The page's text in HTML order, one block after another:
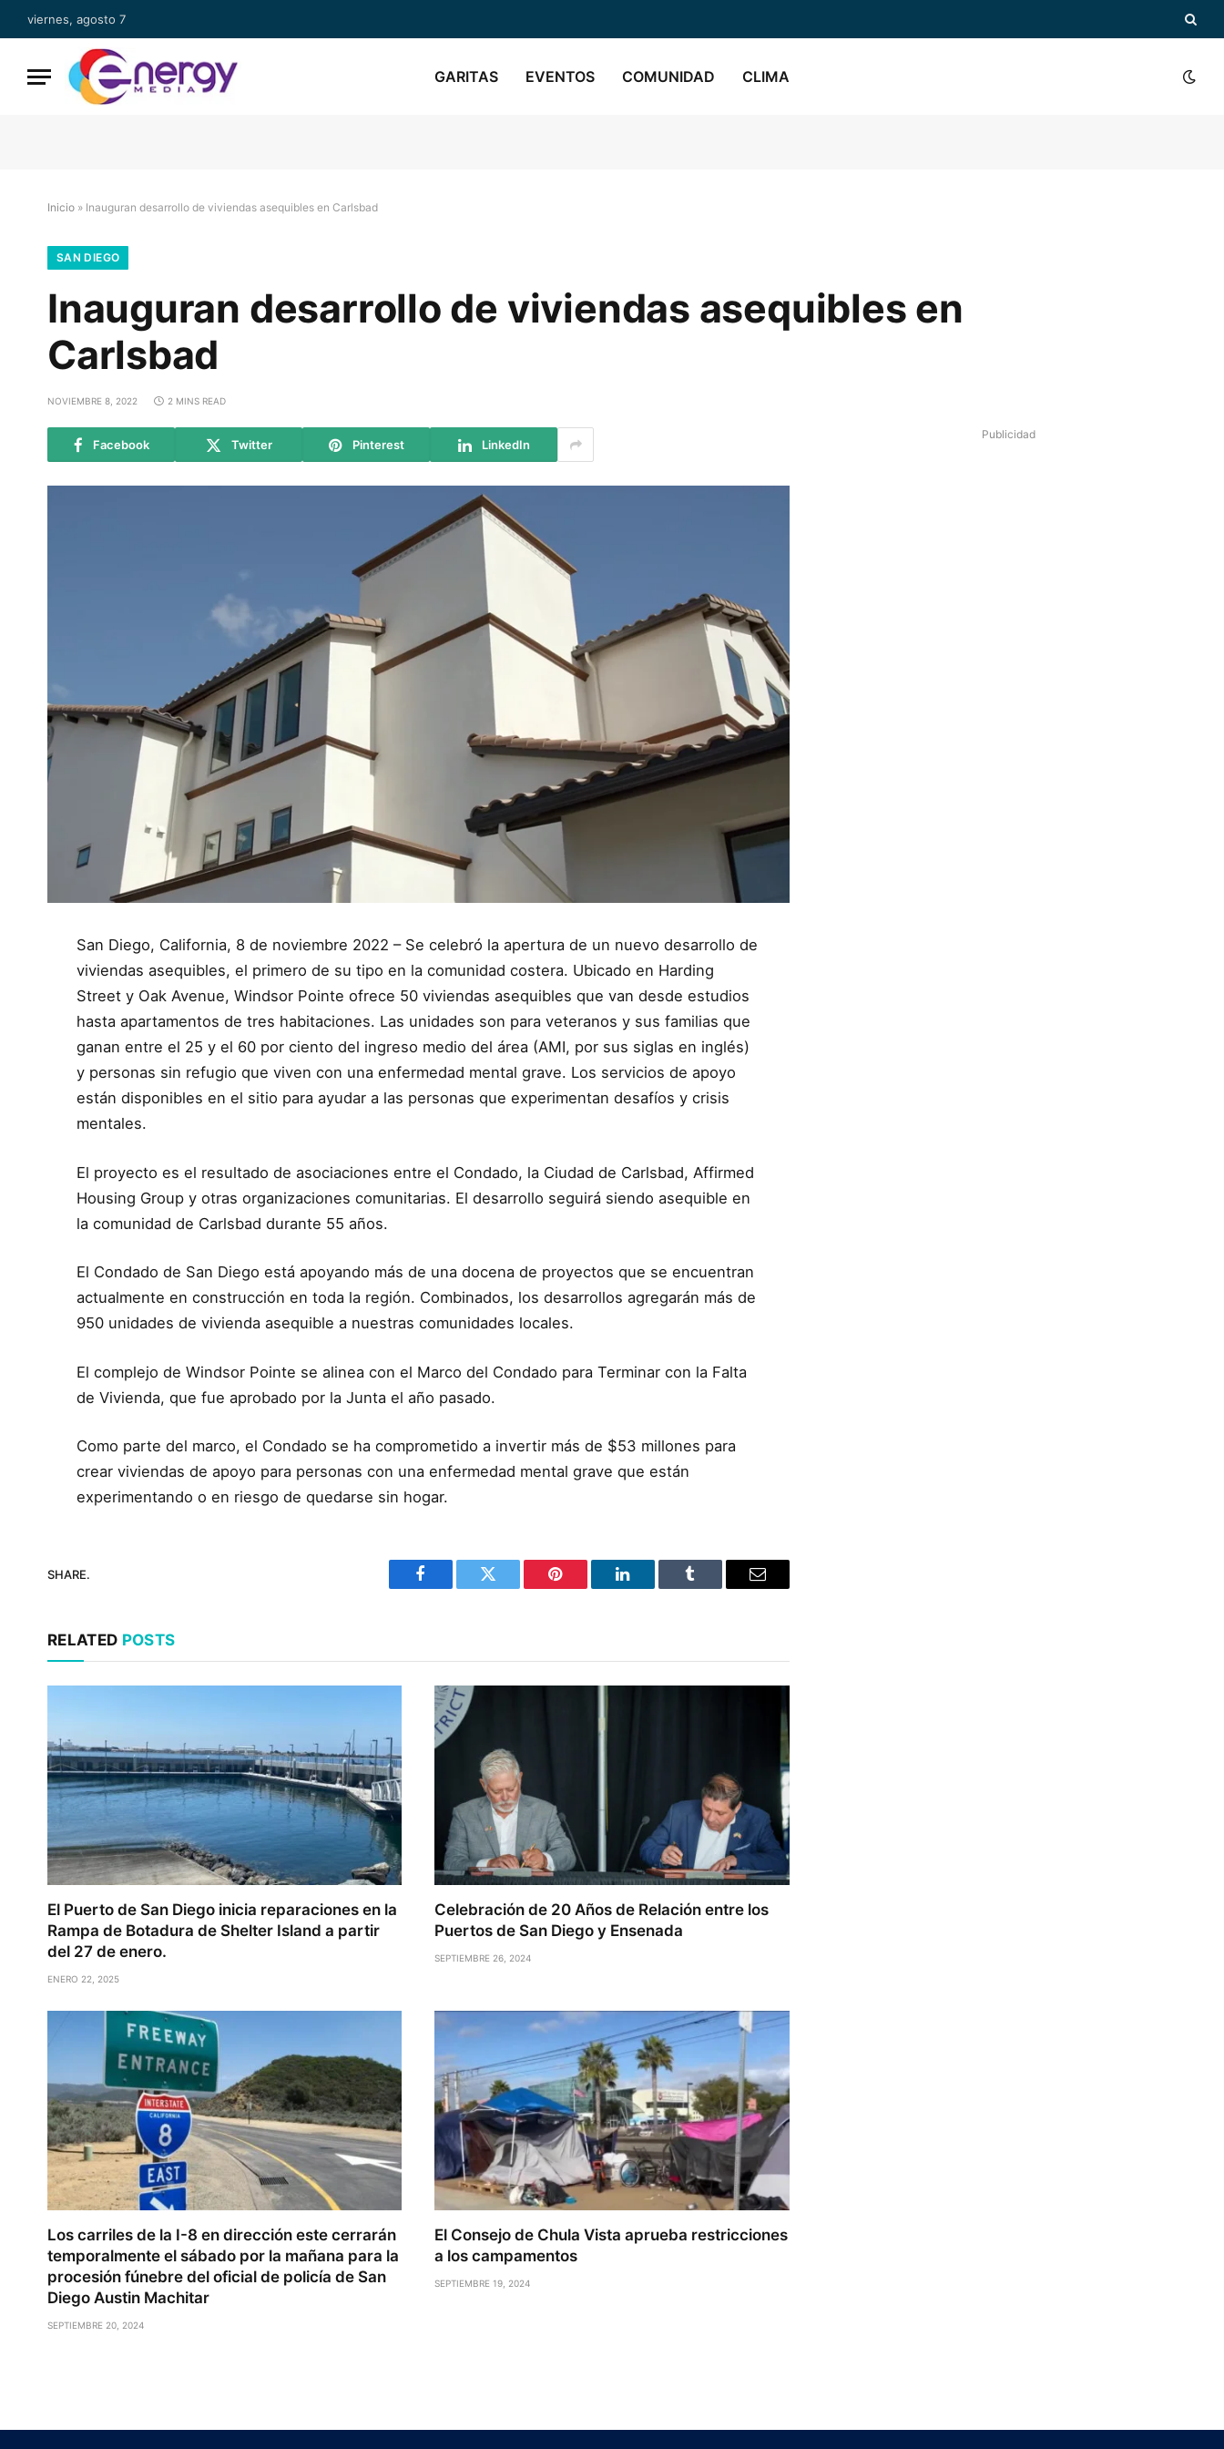
viernes, agosto 7
GARITAS EVENTOS COMUNIDAD CLIMA
Inicio » Inauguran desarrollo de viviendas asequibles en Carlsbad
SAN DIEGO
Inauguran desarrollo de viviendas asequibles en
Carlsbad
NOVIEMBRE 8, 2022 2 MINS READ
Facebook Twitter Pinterest LinkedIn
San Diego, California, 8 de noviembre 2022 – Se celebró la apertura de un nuevo desarrollo de
viviendas asequibles, el primero de su tipo en la comunidad costera. Ubicado en Harding
Street y Oak Avenue, Windsor Pointe ofrece 50 viviendas asequibles que van desde estudios
hasta apartamentos de tres habitaciones. Las unidades son para veteranos y sus familias que
ganan entre el 25 y el 60 por ciento del ingreso medio del área (AMI, por sus siglas en inglés)
y personas sin refugio que viven con una enfermedad mental grave. Los servicios de apoyo
están disponibles en el sitio para ayudar a las personas que experimentan desafíos y crisis
mentales.
El proyecto es el resultado de asociaciones entre el Condado, la Ciudad de Carlsbad, Affirmed
Housing Group y otras organizaciones comunitarias. El desarrollo seguirá siendo asequible en
la comunidad de Carlsbad durante 55 años.
El Condado de San Diego está apoyando más de una docena de proyectos que se encuentran
actualmente en construcción en toda la región. Combinados, los desarrollos agregarán más de
950 unidades de vivienda asequible a nuestras comunidades locales.
El complejo de Windsor Pointe se alinea con el Marco del Condado para Terminar con la Falta
de Vivienda, que fue aprobado por la Junta el año pasado.
Como parte del marco, el Condado se ha comprometido a invertir más de $53 millones para
crear viviendas de apoyo para personas con una enfermedad mental grave que están
experimentando o en riesgo de quedarse sin hogar.
SHARE.
Facebook Twitter Pinterest LinkedIn Tumblr Email
RELATED POSTS
El Puerto de San Diego inicia reparaciones en la
Rampa de Botadura de Shelter Island a partir
del 27 de enero.
ENERO 22, 2025
Celebración de 20 Años de Relación entre los
Puertos de San Diego y Ensenada
SEPTIEMBRE 26, 2024
Los carriles de la I-8 en dirección este cerrarán
temporalmente el sábado por la mañana para la
procesión fúnebre del oficial de policía de San
Diego Austin Machitar
SEPTIEMBRE 20, 2024
El Consejo de Chula Vista aprueba restricciones
a los campamentos
SEPTIEMBRE 19, 2024
Publicidad